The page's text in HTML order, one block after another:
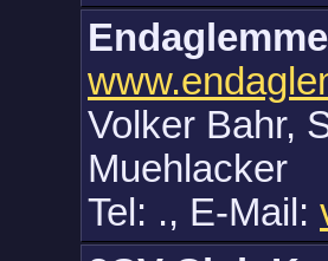
Volker Bahr,
Muehlacker
Tel: ., E-Mail: